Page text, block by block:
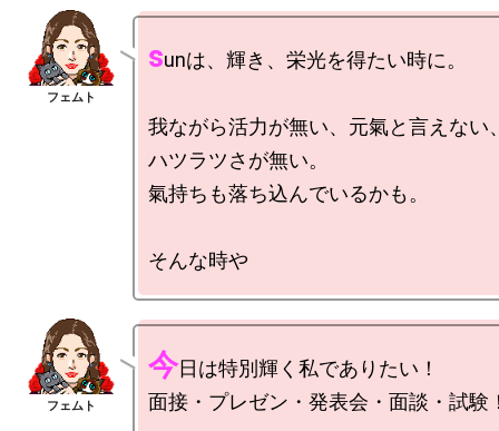
sunは、輝き、栄光を得たい時に。
我ながら活力が無い、元氣と言えない
ハツラツさが無い。
氣持ちも落ち込んでいるかも。
今日は特別輝く私でありたい！
面接・プレゼン・発表会・面談・試験